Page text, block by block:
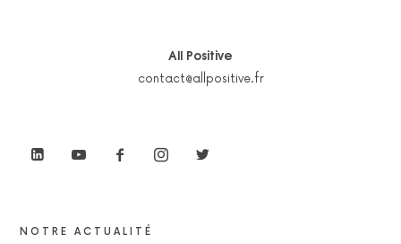
All Positive
contact@allpositive.fr
NOTRE ACTUALITÉ